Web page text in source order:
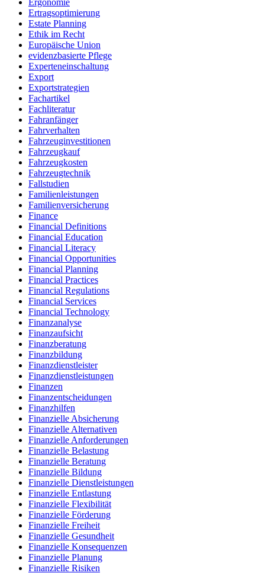
Ertragsoptimierung
Estate Planning
Ethik im Recht
Europäische Union
evidenzbasierte Pflege
Experteneinschaltung
Export
Exportstrategien
Fachartikel
Fachliteratur
Fahranfänger
Fahrverhalten
Fahrzeuginvestitionen
Fahrzeugkauf
Fahrzeugkosten
Fahrzeugtechnik
Fallstudien
Familienleistungen
Familienversicherung
Finance
Financial Definitions
Financial Education
Financial Literacy
Financial Opportunities
Financial Planning
Financial Practices
Financial Regulations
Financial Services
Financial Technology
Finanzanalyse
Finanzaufsicht
Finanzberatung
Finanzbildung
Finanzdienstleister
Finanzdienstleistungen
Finanzen
Finanzentscheidungen
Finanzhilfen
Finanzielle Absicherung
Finanzielle Alternativen
Finanzielle Anforderungen
Finanzielle Belastung
Finanzielle Beratung
Finanzielle Bildung
Finanzielle Dienstleistungen
Finanzielle Entlastung
Finanzielle Flexibilität
Finanzielle Förderung
Finanzielle Freiheit
Finanzielle Gesundheit
Finanzielle Konsequenzen
Finanzielle Planung
Finanzielle Risiken